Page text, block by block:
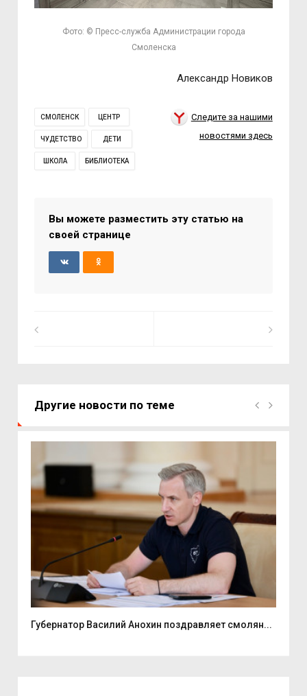
Фото: © Пресс-служба Администрации города
Смоленска
Александр Новиков
СМОЛЕНСК ЦЕНТР
ЧУДЕТСТВО ДЕТИ
ШКОЛА БИБЛИОТЕКА
Следите за нашими
новостями здесь
Вы можете разместить эту статью на
своей странице
Другие новости по теме
Губернатор Василий Анохин поздравляет смолян...